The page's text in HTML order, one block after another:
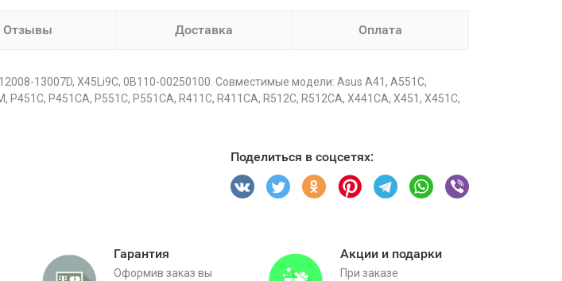
Отзывы Доставка Оплата
13007D, X45Li9C, 0B110-00250100. Совместимые модели: Asus A41, A551C,
P451CA, P551C, P551CA, R411C, R411CA, R512C, R512CA, X441CA, X451, X451C,
Поделиться в соцсетях:
Гарантия
Оформив заказ вы
Акции и подарки
При заказе